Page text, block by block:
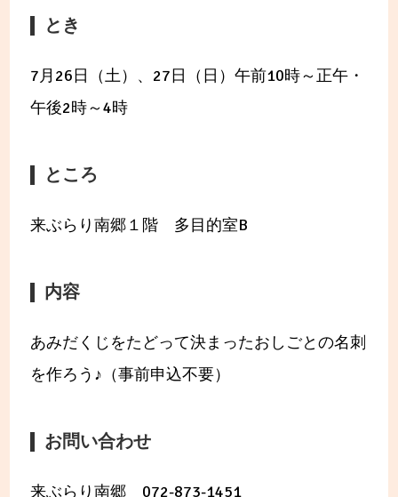
とき
7月26日（土）、27日（日）午前10時～正午・
午後2時～4時
ところ
来ぶらり南郷１階 多目的室B
内容
あみだくじをたどって決まったおしごとの名刺
を作ろう♪（事前申込不要）
お問い合わせ
来ぶらり南郷 072-873-1451